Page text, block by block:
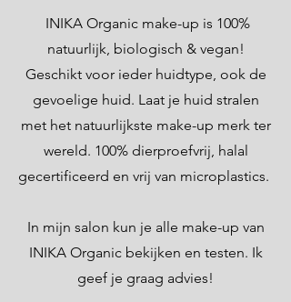
INIKA Organic make-up is 100%
natuurlijk, biologisch & vegan!
Geschikt voor ieder huidtype, ook de
gevoelige huid. Laat je huid stralen
met het natuurlijkste make-up merk ter
wereld. 100% dierproefvrij, halal
gecertificeerd en vrij van microplastics.
In mijn salon kun je alle make-up van
INIKA Organic bekijken en testen. Ik
geef je graag advies!